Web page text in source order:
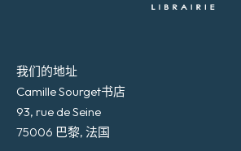
我们的地址
Camille Sourget书店
93, rue de Seine
75006 巴黎, 法国